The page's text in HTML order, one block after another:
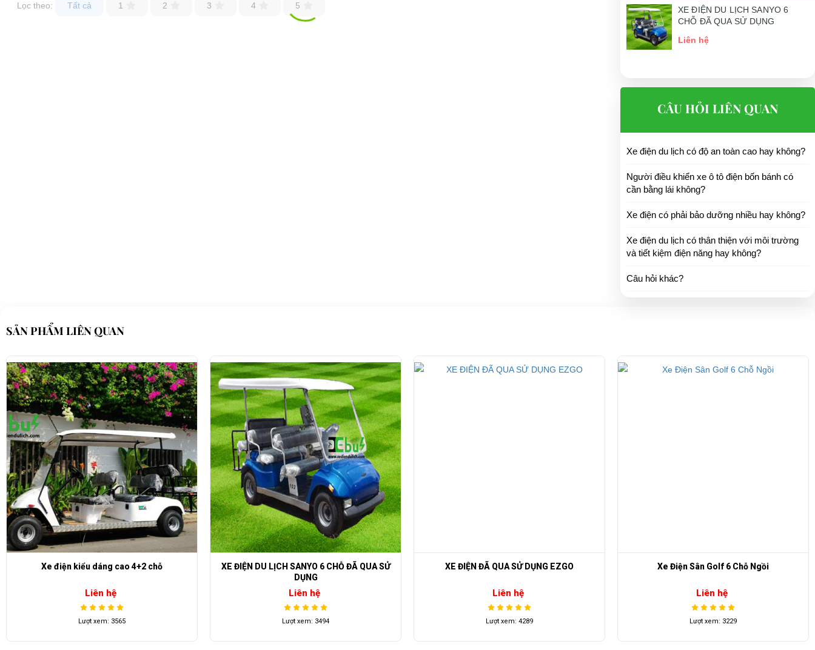
Liên hệ ngay với chúng tôi để sở hữu những chiếc xe điện chở hàng đời mới và sang trọng nhất với giá cả ưu đãi nhất.
Lọc theo: Tất cả 1 2 3 4 5
XE ĐIỆN DU LỊCH SANYO 6
CHỖ ĐÃ QUA SỬ DỤNG
Liên hệ
CÂU HỎI LIÊN QUAN
Xe điện du lịch có độ an toàn cao hay không?
Người điều khiển xe ô tô điện bốn bánh có
cần bằng lái không?
Xe điện có phải bảo dưỡng nhiều hay không?
Xe điện du lịch có thân thiện với môi trường
và tiết kiệm điện năng hay không?
Câu hỏi khác?
SẢN PHẨM LIÊN QUAN
Xe điện kiểu dáng cao 4+2 chỗ
Liên hệ
Lượt xem: 3565
XE ĐIỆN DU LỊCH SANYO 6 CHỖ ĐÃ QUA SỬ
DỤNG
Liên hệ
Lượt xem: 3494
XE ĐIỆN ĐÃ QUA SỬ DỤNG EZGO
Liên hệ
Lượt xem: 4289
Xe Điện Sân Golf 6 Chỗ Ngồi
Liên hệ
Lượt xem: 3229